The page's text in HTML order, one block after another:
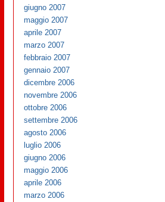
giugno 2007
maggio 2007
aprile 2007
marzo 2007
febbraio 2007
gennaio 2007
dicembre 2006
novembre 2006
ottobre 2006
settembre 2006
agosto 2006
luglio 2006
giugno 2006
maggio 2006
aprile 2006
marzo 2006